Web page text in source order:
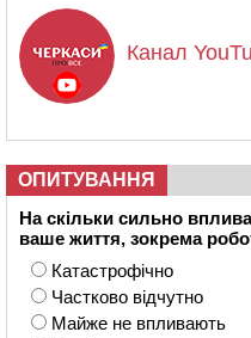
Канал
ОПИТУВАННЯ
На скільки сильно
ваше життя, зокрема
Катастрофічно
Частково відчутно
Майже не впливають